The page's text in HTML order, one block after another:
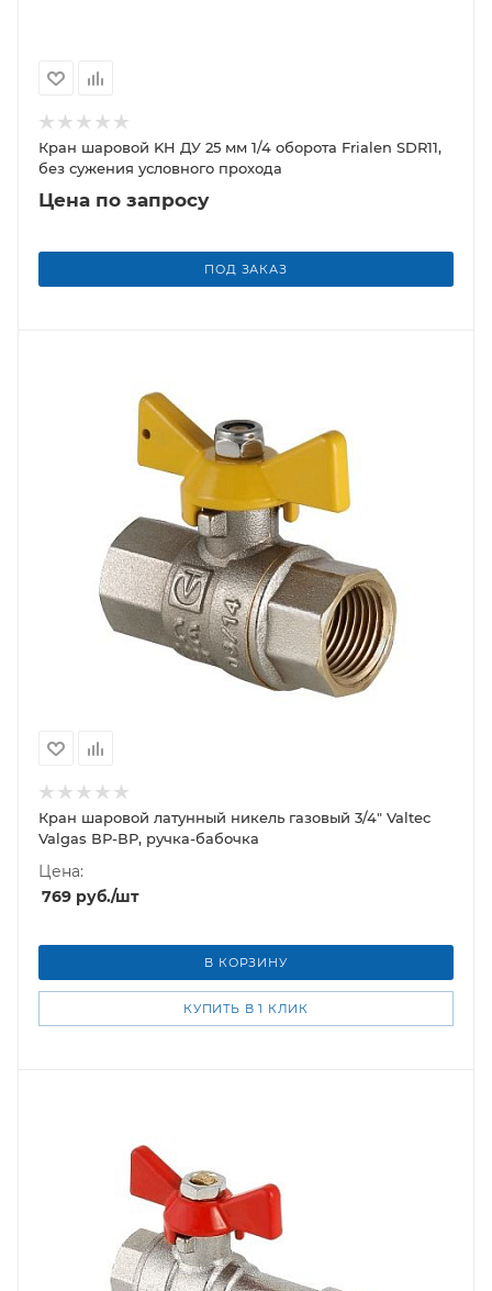
Кран шаровой KH ДУ 25 мм 1/4 оборота Frialen SDR11,
без сужения условного прохода
Цена по запросу
ПОД ЗАКАЗ
Кран шаровой латунный никель газовый 3/4" Valtec
Valgas ВР-ВР, ручка-бабочка
Цена:
769 руб./шт
В КОРЗИНУ
КУПИТЬ В 1 КЛИК